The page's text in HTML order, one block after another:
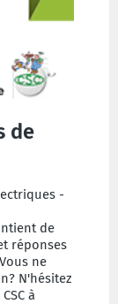
de
-
de
réponses
ne
N'hésitez
à